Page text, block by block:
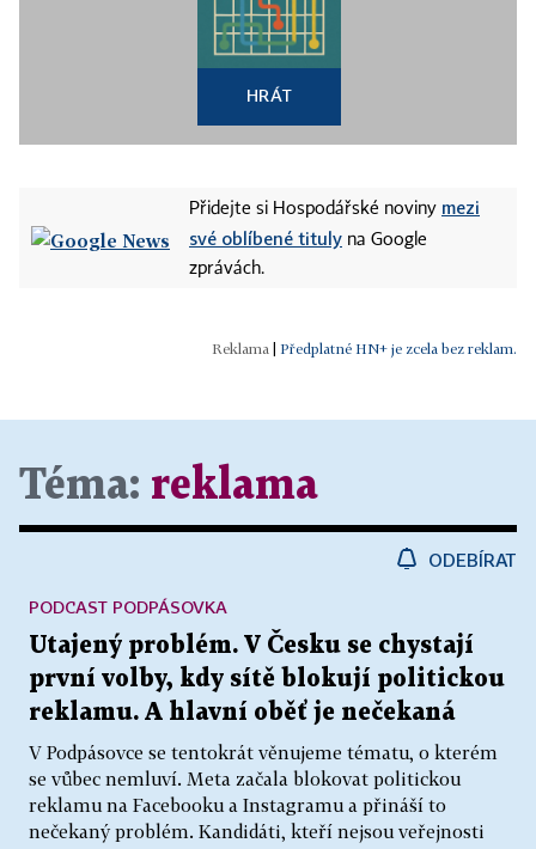
HRÁT
Přidejte si Hospodářské noviny mezi
své oblíbené tituly na Google
zprávách.
Předplatné HN+ je zcela bez reklam.
Téma: reklama
ODEBÍRAT
Utajený problém. V Česku se chystají
první volby, kdy sítě blokují politickou
reklamu. A hlavní oběť je nečekaná
V Podpásovce se tentokrát věnujeme tématu, o kterém
se vůbec nemluví. Meta začala blokovat politickou
reklamu na Facebooku a Instagramu a přináší to
nečekaný problém. Kandidáti, kteří nejsou veřejnosti
PODCAST PODPÁSOVKA